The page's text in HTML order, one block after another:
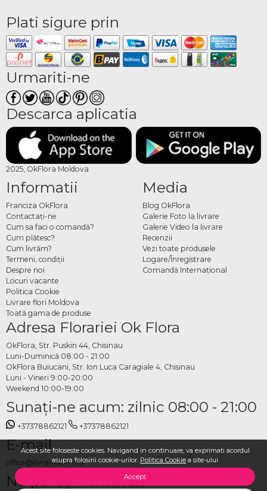
Acest site foloseste cookies. Navigand in continuare, va exprimati acordul
asupra folosirii cookie-urilor. Politica Cookie a site-ului
Accept
Plati sigure prin
Urmariti-ne
Descarca aplicatia
2025, OkFlora Moldova
Informatii
Franciza OkFlora
Contactaţi-ne
Cum sa faci o comandă?
Cum plătesc?
Cum livrăm?
Termeni, condiţii
Despre noi
Locuri vacante
Politica Cookie
Livrare flori Moldova
Toată gama de produse
Media
Blog OkFlora
Galerie Foto la livrare
Galerie Video la livrare
Recenzii
Vezi toate produsele
Logare/Înregistrare
Comandă Internațional
Adresa Florariei Ok Flora
OkFlora, Str. Puskin 44, Chisinau
Luni-Duminică 08:00 - 21:00
OkFlora Buiucani, Str. Ion Luca Caragiale 4, Chisinau
Luni - Vineri 9:00-20:00
Weekend 10:00-19:00
Sunaţi-ne acum: zilnic 08:00 - 21:00
+37378862121 +37378862121
E-mail
office@livrareflori.md
Ne puteți contacta: